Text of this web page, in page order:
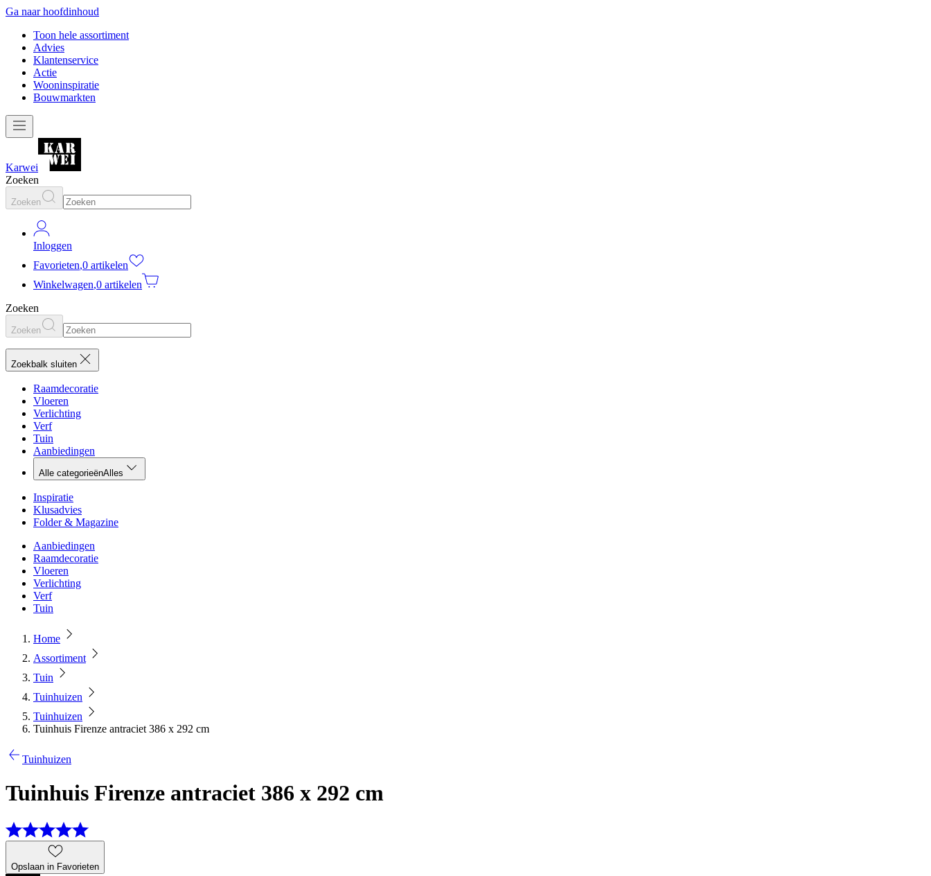
Ga naar hoofdinhoud
Toon hele assortiment
Advies
Klantenservice
Actie
Wooninspiratie
Bouwmarkten
Karwei
Zoeken
Zoeken
Inloggen
Favorieten,0 artikelen
Winkelwagen,0 artikelen
Zoeken
Zoeken
Zoekbalk sluiten
Raamdecoratie
Vloeren
Verlichting
Verf
Tuin
Aanbiedingen
Alle categorieënAlles
Inspiratie
Klusadvies
Folder & Magazine
Aanbiedingen
Raamdecoratie
Vloeren
Verlichting
Verf
Tuin
Home
Assortiment
Tuin
Tuinhuizen
Tuinhuizen
Tuinhuis Firenze antraciet 386 x 292 cm
Tuinhuizen
Tuinhuis Firenze antraciet 386 x 292 cm
Opslaan in Favorieten